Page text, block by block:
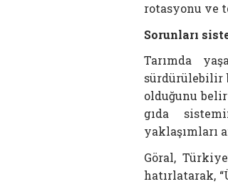
rotasyonu ve
Sorunları
Tarımda
sürdürülebilir
olduğunu
gıda
yaklaşımları
Göral,
hatırlatarak,